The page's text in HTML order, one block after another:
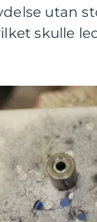
utan
skulle